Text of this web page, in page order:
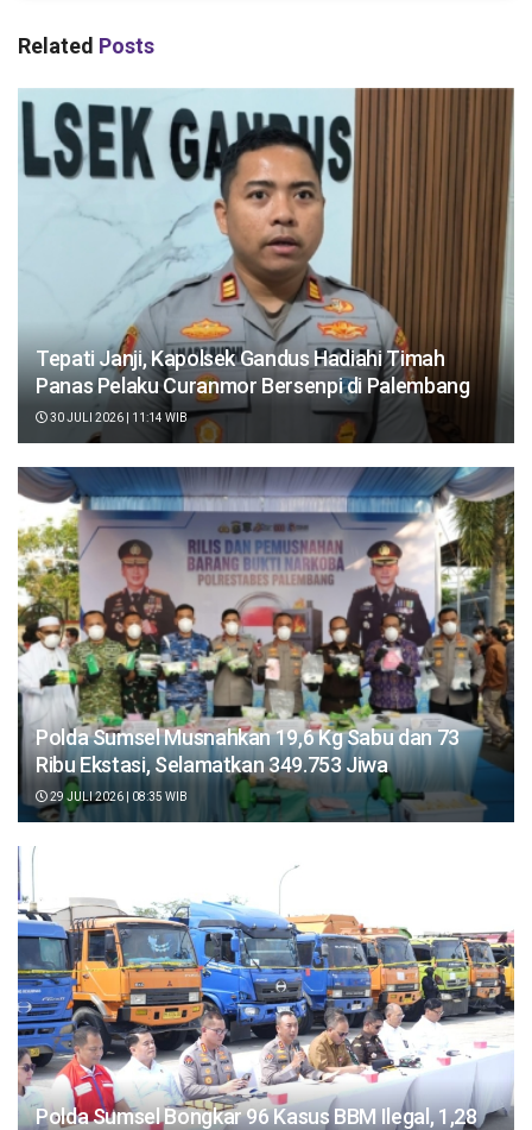
Related Posts
Tepati Janji, Kapolsek Gandus Hadiahi Timah
Panas Pelaku Curanmor Bersenpi di Palembang
30 JULI 2026 | 11:14 WIB
Polda Sumsel Musnahkan 19,6 Kg Sabu dan 73
Ribu Ekstasi, Selamatkan 349.753 Jiwa
29 JULI 2026 | 08:35 WIB
Polda Sumsel Bongkar 96 Kasus BBM Ilegal, 1,28